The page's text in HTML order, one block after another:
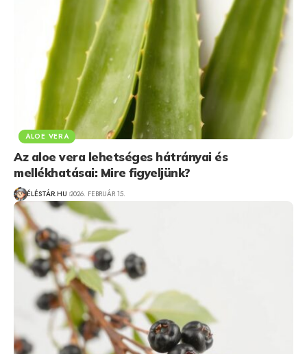
ALOE VERA
Az aloe vera lehetséges hátrányai és
mellékhatásai: Mire figyeljünk?
ÉLÉSTÁR.HU 2026. FEBRUÁR 15.